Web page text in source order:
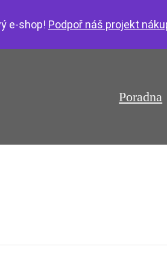
e-shop! Podpoř náš projekt
Poradna